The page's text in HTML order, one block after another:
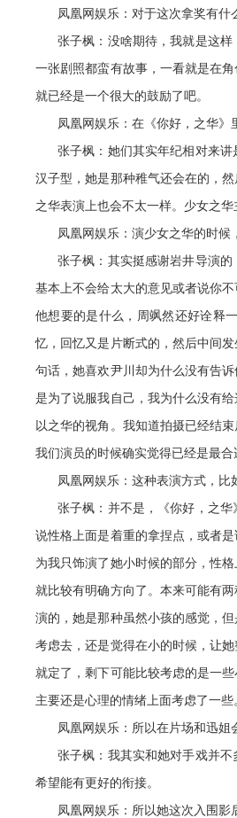
凤凰网娱乐：对于这次拿奖有什
张子枫：没啥期待，我就是这
一张剧照都蛮有故事，一看就是在
就已经是一个很大的鼓励了吧。
凤凰网娱乐：在《你好，之华
张子枫：她们其实年纪相对来
汉子型，她是那种稚气还会在的，
之华表演上也会不太一样。少女之
凤凰网娱乐：演少女之华的时
张子枫：其实挺感谢岩井导演
基本上不会给太大的意见或者说你
他想要的是什么，周飒然还好诠释
忆，回忆又是片断式的，然后中间
句话，她喜欢尹川却为什么没有告
是为了说服我自己，我为什么没有
以之华的视角。我知道拍摄已经结
我们演员的时候确实觉得已经是最
凤凰网娱乐：这种表演方式，
张子枫：并不是，《你好，之
说性格上面是着重的拿捏点，或者
为我只饰演了她小时候的部分，性
就比较有明确方向了。本来可能有
演的，她是那种虽然小孩的感觉，
考虑去，还是觉得在小的时候，让
就定了，剩下可能比较考虑的是一
主要还是心理的情绪上面考虑了一些
凤凰网娱乐：所以在片场和迅姐
张子枫：我其实和她对手戏并
希望能有更好的衔接。
凤凰网娱乐：所以她这次入围